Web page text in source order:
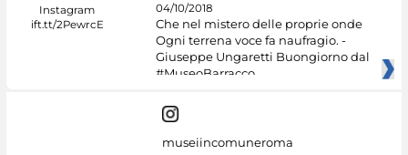
04/10/2018
Che nel mistero delle proprie onde
Ogni terrena voce fa naufragio. -
Giuseppe Ungaretti Buongiorno dal
#MuseoBarracco
museiincomuneroma